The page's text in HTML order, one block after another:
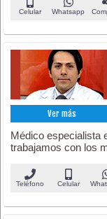
Celular Whatsapp
Ver más
Médico especialista
trabajamos con los
Teléfono Celular